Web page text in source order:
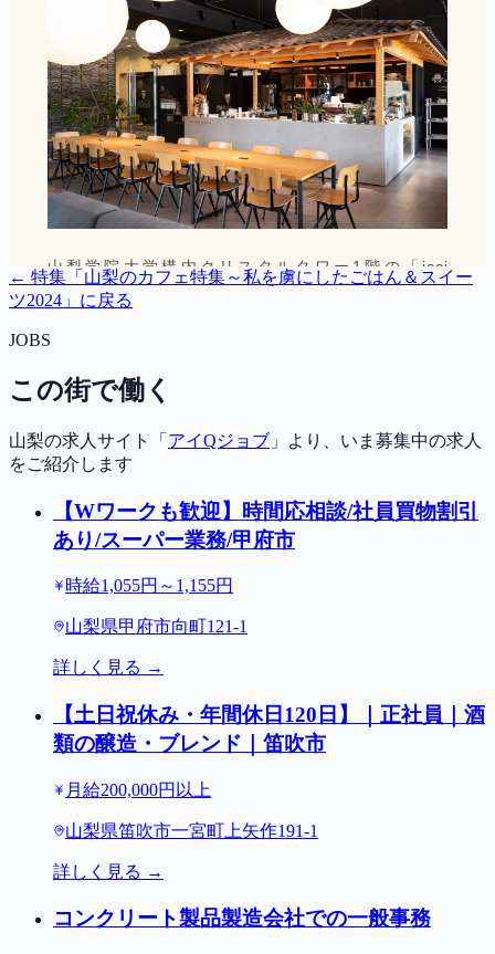
← 特集「 山梨のカフェ特集～私を虜にしたごはん＆スイー
ツ2024 」に戻る
JOBS
この街で働く
山梨の求人サイト「 アイQジョブ 」より、いま募集中の求人
をご紹介します
【Wワークも歓迎】時間応相談/社員買物割引
あり/スーパー業務/甲府市
時給1,055円～1,155円
山梨県甲府市向町121-1
詳しく見る →
【土日祝休み・年間休日120日】｜正社員｜酒
類の醸造・ブレンド｜笛吹市
月給200,000円以上
山梨県笛吹市一宮町上矢作191-1
詳しく見る →
コンクリート製品製造会社での一般事務